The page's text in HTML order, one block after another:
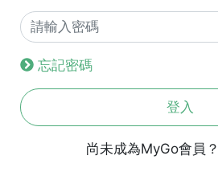
忘記密碼
登入
尚未成為MyGo會員？